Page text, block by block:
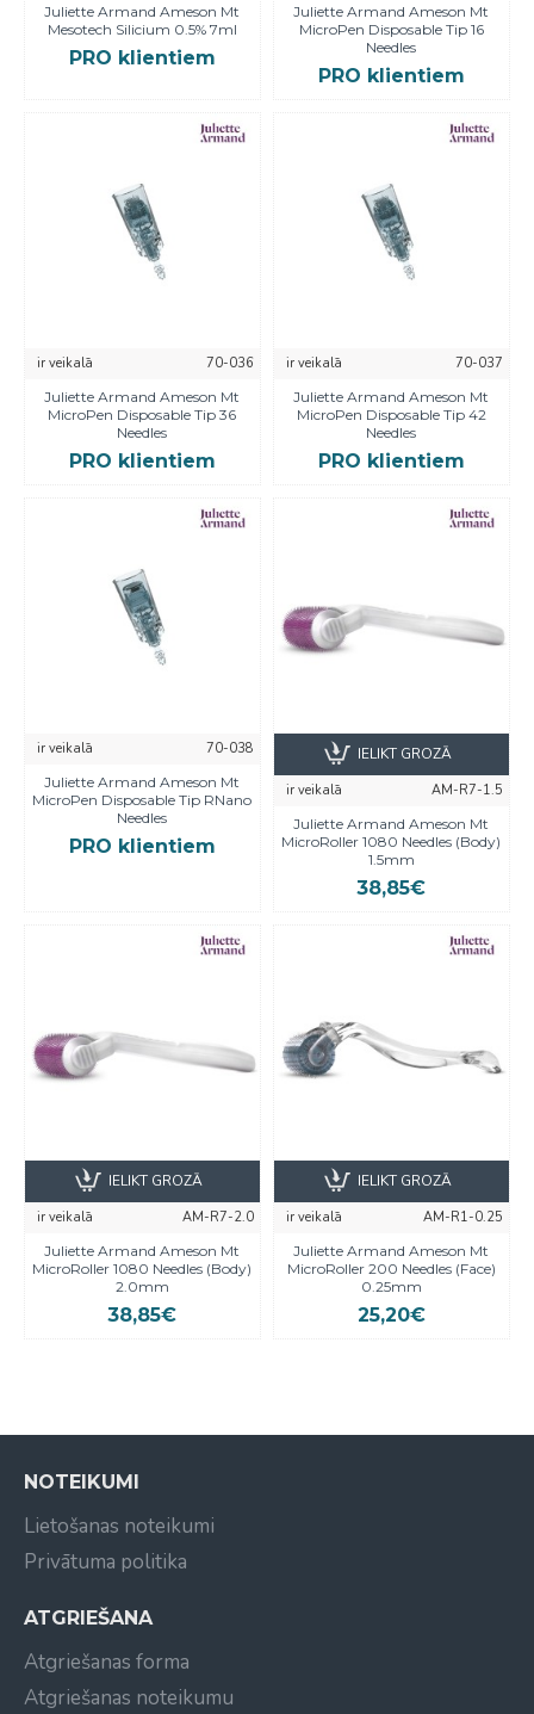
Juliette Armand Ameson Mt
Mesotech Silicium 0.5% 7ml
PRO klientiem
Juliette Armand Ameson Mt
MicroPen Disposable Tip 16
Needles
PRO klientiem
ir veikalā
70-036
Juliette Armand Ameson Mt
MicroPen Disposable Tip 36
Needles
PRO klientiem
ir veikalā
70-037
Juliette Armand Ameson Mt
MicroPen Disposable Tip 42
Needles
PRO klientiem
ir veikalā
70-038
Juliette Armand Ameson Mt
MicroPen Disposable Tip RNano
Needles
PRO klientiem
ir veikalā
AM-R7-1.5
Juliette Armand Ameson Mt
MicroRoller 1080 Needles (Body)
1.5mm
38,85€
IELIKT GROZĀ
ir veikalā
AM-R7-2.0
Juliette Armand Ameson Mt
MicroRoller 1080 Needles (Body)
2.0mm
38,85€
IELIKT GROZĀ
ir veikalā
AM-R1-0.25
Juliette Armand Ameson Mt
MicroRoller 200 Needles (Face)
0.25mm
25,20€
IELIKT GROZĀ
NOTEIKUMI
Lietošanas noteikumi
Privātuma politika
ATGRIEŠANA
Atgriešanas forma
Atgriešanas noteikumu